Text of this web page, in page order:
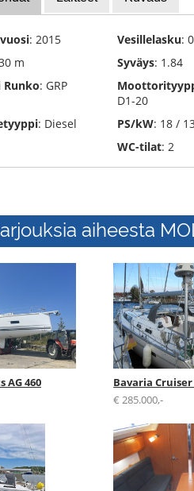
: 2015 Vesillelasku: 0
m Syväys: 1.84
Runko: GRP
D1-20
: Diesel PS/kW: 18 /
WC-tilat: 2
aiheesta
AG 460
Bavaria Cruiser
€ 285.000,-